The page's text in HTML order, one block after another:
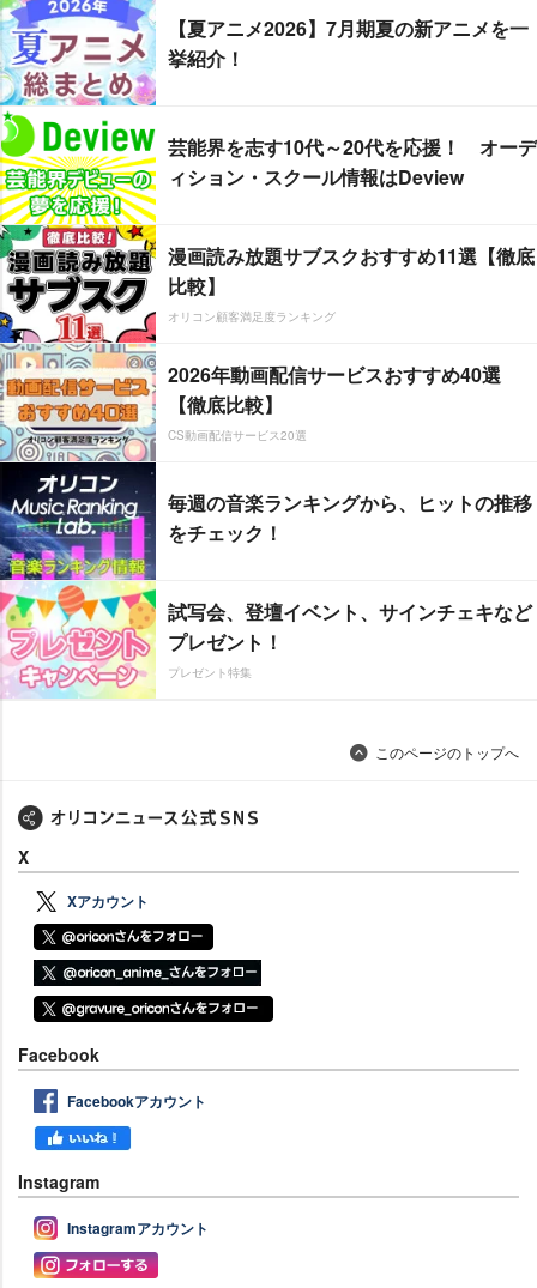
【夏アニメ2026】7月期夏の新アニメを一
挙紹介！
芸能界を志す10代～20代を応援！ オーデ
ィション・スクール情報はDeview
漫画読み放題サブスクおすすめ11選【徹底
比較】
オリコン顧客満足度ランキング
2026年動画配信サービスおすすめ40選
【徹底比較】
CS動画配信サービス20選
毎週の音楽ランキングから、ヒットの推移
をチェック！
試写会、登壇イベント、サインチェキなど
プレゼント！
プレゼント特集
このページのトップへ
X
Xアカウント
Facebook
Facebookアカウント
Instagram
Instagramアカウント